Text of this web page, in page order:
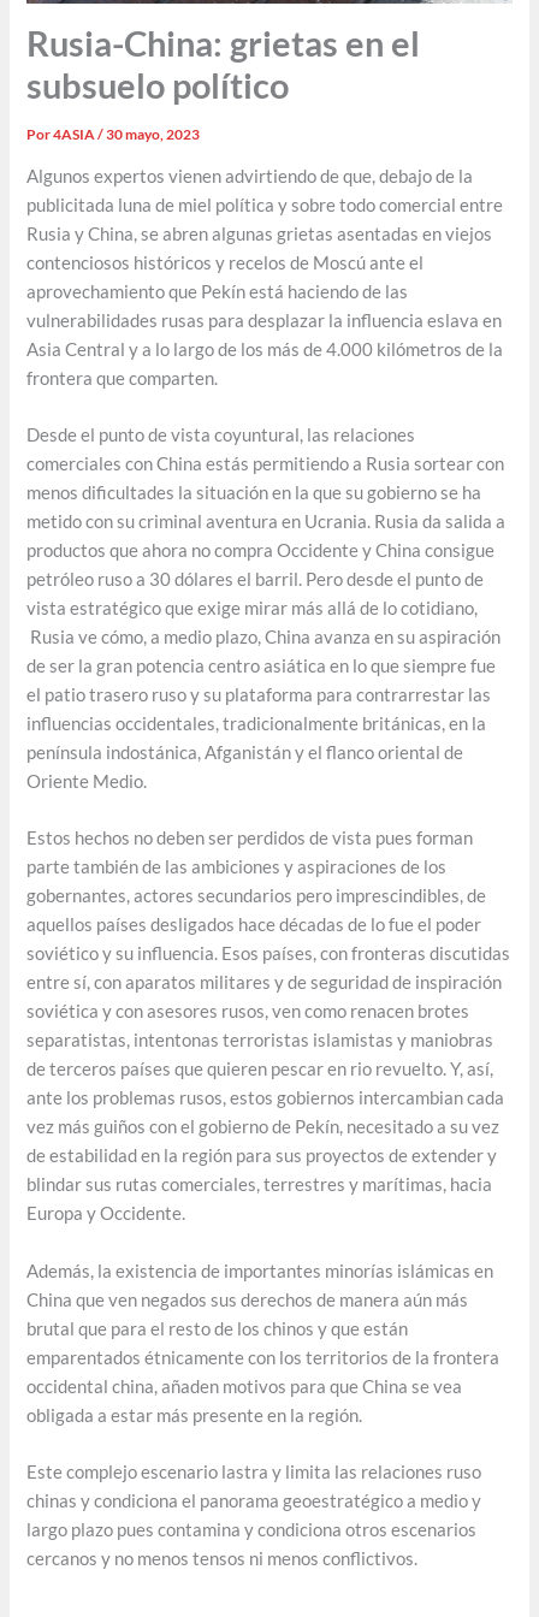
Rusia-China: grietas en el
subsuelo político
Por4ASIA/30 mayo, 2023
Algunos expertos vienen advirtiendo de que, debajo de la
publicitada luna de miel política y sobre todo comercial entre
Rusia y China, se abren algunas grietas asentadas en viejos
contenciosos históricos y recelos de Moscú ante el
aprovechamiento que Pekín está haciendo de las
vulnerabilidades rusas para desplazar la influencia eslava en
Asia Central y a lo largo de los más de 4.000 kilómetros de la
frontera que comparten.
Desde el punto de vista coyuntural, las relaciones
comerciales con China estás permitiendo a Rusia sortear con
menos dificultades la situación en la que su gobierno se ha
metido con su criminal aventura en Ucrania. Rusia da salida a
productos que ahora no compra Occidente y China consigue
petróleo ruso a 30 dólares el barril. Pero desde el punto de
vista estratégico que exige mirar más allá de lo cotidiano,
Rusia ve cómo, a medio plazo, China avanza en su aspiración
de ser la gran potencia centro asiática en lo que siempre fue
el patio trasero ruso y su plataforma para contrarrestar las
influencias occidentales, tradicionalmente británicas, en la
península indostánica, Afganistán y el flanco oriental de
Oriente Medio.
Estos hechos no deben ser perdidos de vista pues forman
parte también de las ambiciones y aspiraciones de los
gobernantes, actores secundarios pero imprescindibles, de
aquellos países desligados hace décadas de lo fue el poder
soviético y su influencia. Esos países, con fronteras discutidas
entre sí, con aparatos militares y de seguridad de inspiración
soviética y con asesores rusos, ven como renacen brotes
separatistas, intentonas terroristas islamistas y maniobras
de terceros países que quieren pescar en rio revuelto. Y, así,
ante los problemas rusos, estos gobiernos intercambian cada
vez más guiños con el gobierno de Pekín, necesitado a su vez
de estabilidad en la región para sus proyectos de extender y
blindar sus rutas comerciales, terrestres y marítimas, hacia
Europa y Occidente.
Además, la existencia de importantes minorías islámicas en
China que ven negados sus derechos de manera aún más
brutal que para el resto de los chinos y que están
emparentados étnicamente con los territorios de la frontera
occidental china, añaden motivos para que China se vea
obligada a estar más presente en la región.
Este complejo escenario lastra y limita las relaciones ruso
chinas y condiciona el panorama geoestratégico a medio y
largo plazo pues contamina y condiciona otros escenarios
cercanos y no menos tensos ni menos conflictivos.